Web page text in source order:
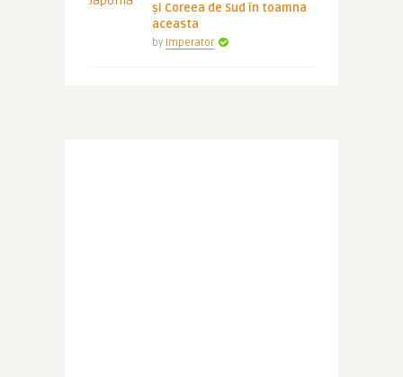
și Coreea de Sud în toamna
aceasta
by Imperator